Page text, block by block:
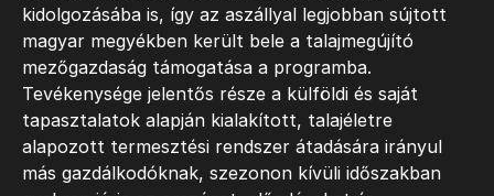
kidolgozásába is, így az aszállyal legjobban sújtott
magyar megyékben került bele a talajmegújító
mezőgazdaság támogatása a programba.
Tevékenysége jelentős része a külföldi és saját
tapasztalatok alapján kialakított, talajéletre
alapozott termesztési rendszer átadására irányul
más gazdálkodóknak, szezonon kívüli időszakban